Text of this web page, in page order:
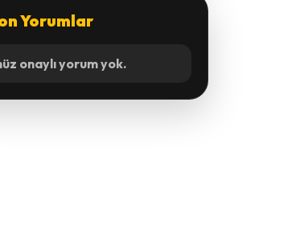
Yorumlar
onaylı yorum yok.